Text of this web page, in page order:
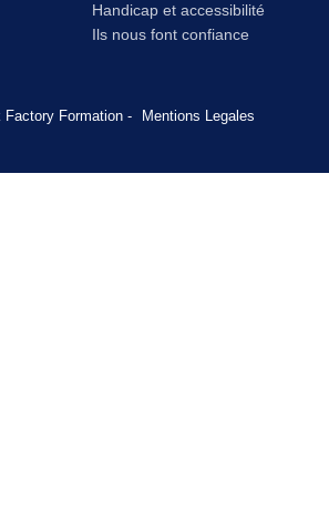
Handicap et accessibilité
Ils nous font confiance
Formation - Mentions Legales